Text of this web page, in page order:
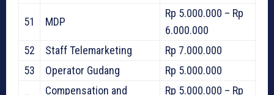
51 MDP
Rp 5.000.000 – Rp
6.000.000
52
Staff Telemarketing
Rp 7.000.000
53
Operator Gudang Rp 5.000.000
Compensation and
Rp 5.000.000 – Rp